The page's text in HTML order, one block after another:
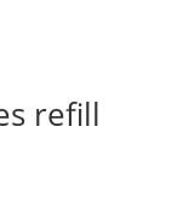
refill